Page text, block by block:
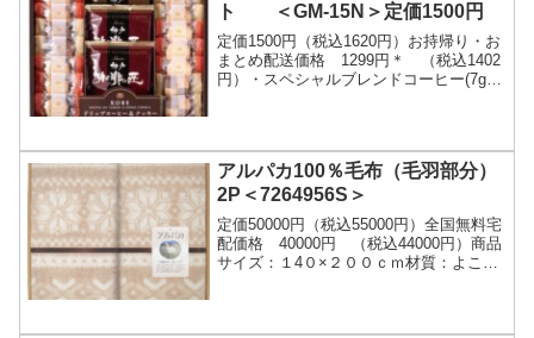
ト ＜GM-15N＞定価1500円
定価1500円（税込1620円）お持帰り・お
まとめ配送価格 1299円＊ （税込1402
円）・スペシャルブレンドコーヒー(7g×2
アルパカ100％毛布（毛羽部分）
2P＜7264956S＞
定価50000円（税込55000円）全国無料宅
配価格 40000円 （税込44000円）商品
サイズ：１4０×２００ｃｍ材質：よこ糸